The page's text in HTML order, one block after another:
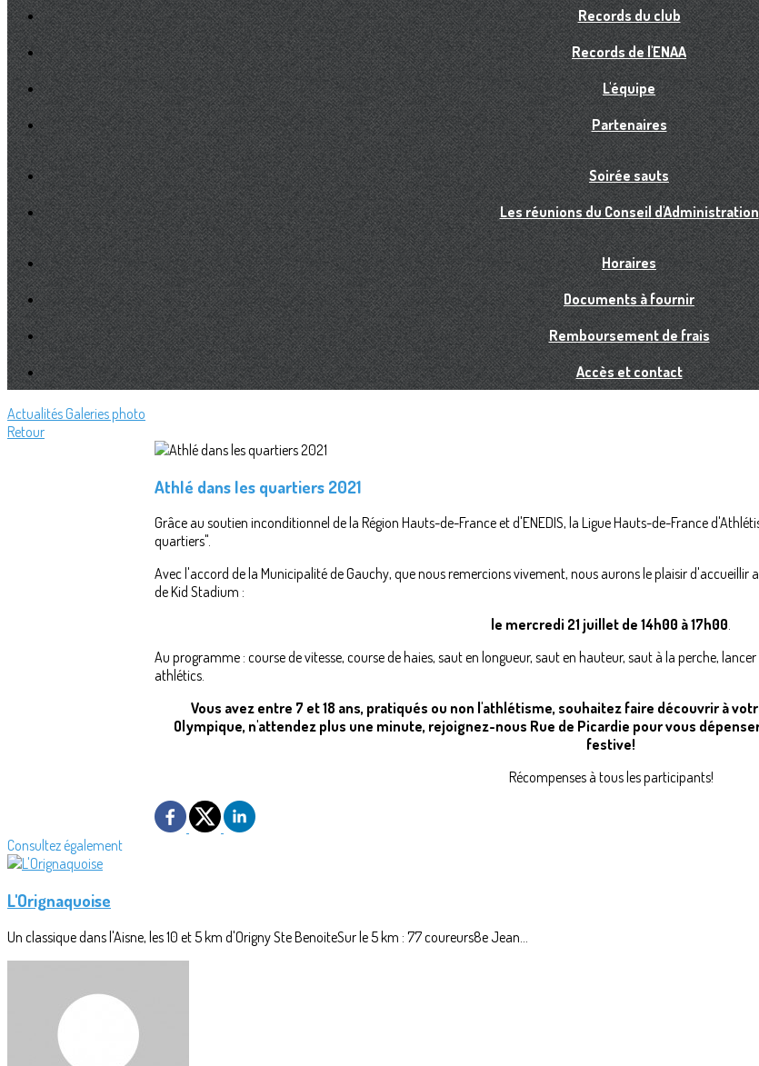
Records du club
Records de l'ENAA
L'équipe
Partenaires
Soirée sauts
Les réunions du Conseil d'Administration
Horaires
Documents à fournir
Remboursement de frais
Accès et contact
Actualités Galeries photo
Retour
Athlé dans les quartiers 2021
Grâce au soutien inconditionnel de la Région Hauts-de-France et d'ENEDIS, la Ligue Hauts-de-France
quartiers".
Avec l'accord de la Municipalité de Gauchy, que nous remercions vivement, nous aurons le plaisir
de Kid Stadium :
le mercredi 21 juillet de 14h00 à 17h00.
Au programme : course de vitesse, course de haies, saut en longueur, saut en hauteur, saut à la perche,
athlétics.
Vous avez entre 7 et 18 ans, pratiqués ou non l'athlétisme, souhaitez faire découvrir à
Olympique, n'attendez plus une minute, rejoignez-nous Rue de Picardie pour vous
festive!
Récompenses à tous les participants!
Consultez également
L'Orignaquoise
Un classique dans l'Aisne, les 10 et 5 km d'Origny Ste BenoiteSur le 5 km : 77 coureurs8e Jean...